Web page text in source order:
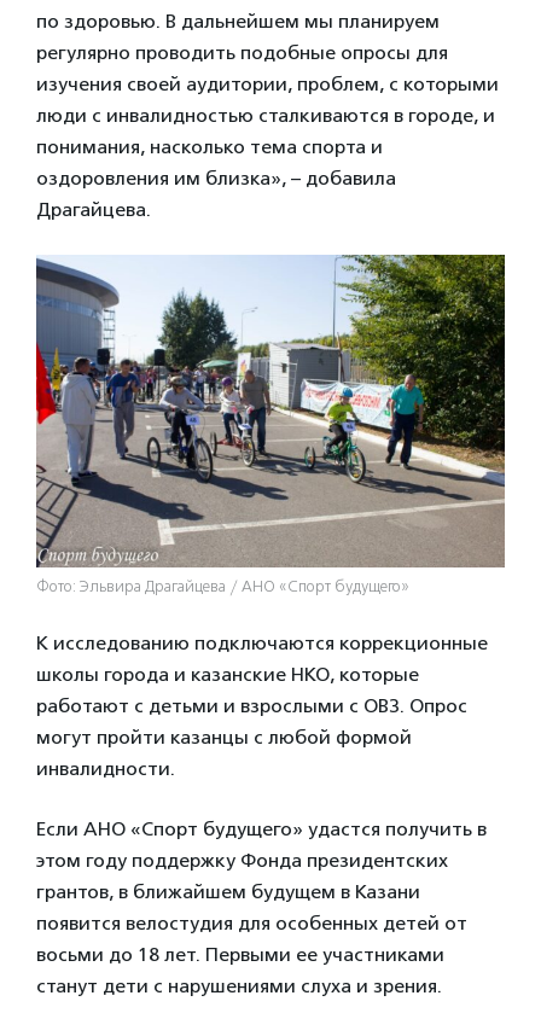
по здоровью. В дальнейшем мы планируем
регулярно проводить подобные опросы для
изучения своей аудитории, проблем, с которыми
люди с инвалидностью сталкиваются в городе, и
понимания, насколько тема спорта и
оздоровления им близка», – добавила
Драгайцева.
Фото: Эльвира Драгайцева / АНО «Спорт будущего»
К исследованию подключаются коррекционные
школы города и казанские НКО, которые
работают с детьми и взрослыми с ОВЗ. Опрос
могут пройти казанцы с любой формой
инвалидности.
Если АНО «Спорт будущего» удастся получить в
этом году поддержку Фонда президентских
грантов, в ближайшем будущем в Казани
появится велостудия для особенных детей от
восьми до 18 лет. Первыми ее участниками
станут дети с нарушениями слуха и зрения.